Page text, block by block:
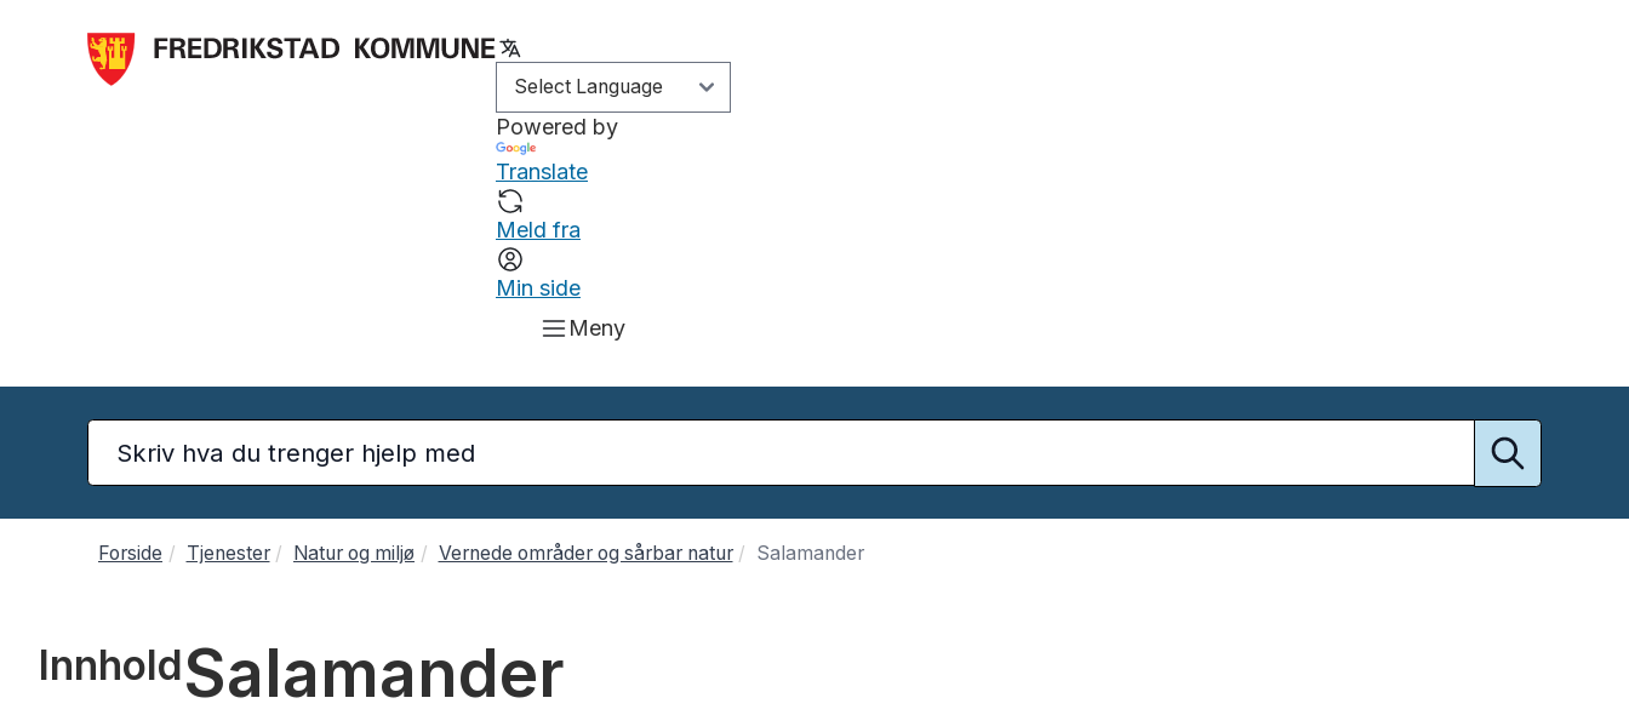
Powered by
Translate
Meld fra
Min side
Meny
Forside Tjenester Natur og miljø Vernede områder og sårbar natur Salamander
InnholdSalamander